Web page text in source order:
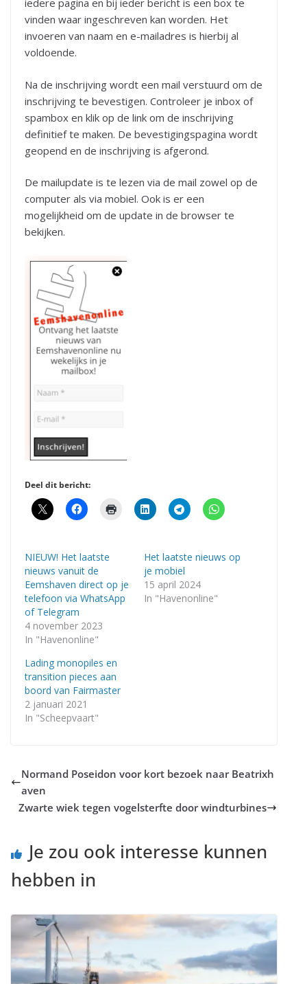
iedere pagina en bij ieder bericht is een box te
vinden waar ingeschreven kan worden. Het
invoeren van naam en e-mailadres is hierbij al
voldoende.
Na de inschrijving wordt een mail verstuurd om de
inschrijving te bevestigen. Controleer je inbox of
spambox en klik op de link om de inschrijving
definitief te maken. De bevestigingspagina wordt
geopend en de inschrijving is afgerond.
De mailupdate is te lezen via de mail zowel op de
computer als via mobiel. Ook is er een
mogelijkheid om de update in de browser te
bekijken.
Deel dit bericht:
NIEUW! Het laatste
nieuws vanuit de
Eemshaven direct op je
telefoon via WhatsApp
of Telegram
4 november 2023
In "Havenonline"
Het laatste nieuws op
je mobiel
15 april 2024
In "Havenonline"
Lading monopiles en
transition pieces aan
boord van Fairmaster
2 januari 2021
In "Scheepvaart"
Normand Poseidon voor kort bezoek naar Beatrixh
aven
Zwarte wiek tegen vogelsterfte door windturbines
Je zou ook interesse kunnen
hebben in